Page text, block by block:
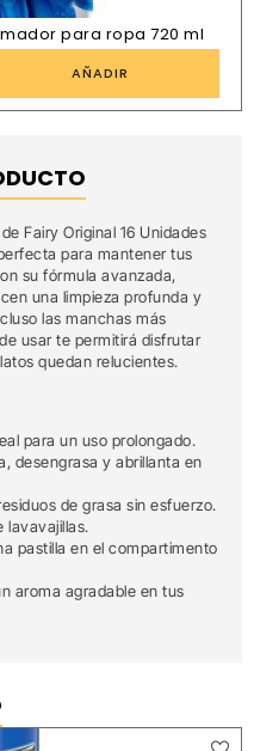
para ropa 720 ml
AÑADIR
Fairy Original 16 Unidades
para mantener tus
su fórmula avanzada,
una limpieza profunda y
las manchas más
usar te permitirá disfrutar
quedan relucientes.
para un uso prolongado.
desengrasa y abrillanta en
de grasa sin esfuerzo.
lavavajillas.
pastilla en el compartimento
aroma agradable en tus